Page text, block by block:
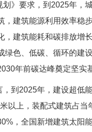
》要求，到2025年，
，建筑能源利用效率稳
，建筑能耗和碳排放增
绿色、低碳、循环的建
年前碳达峰奠定坚实
到2025年，建设超低
以上，装配式建筑占当
，全国新增建筑太阳